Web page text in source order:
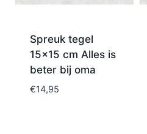
Spreuk tegel
15×15 cm Alles is
beter bij oma
€14,95